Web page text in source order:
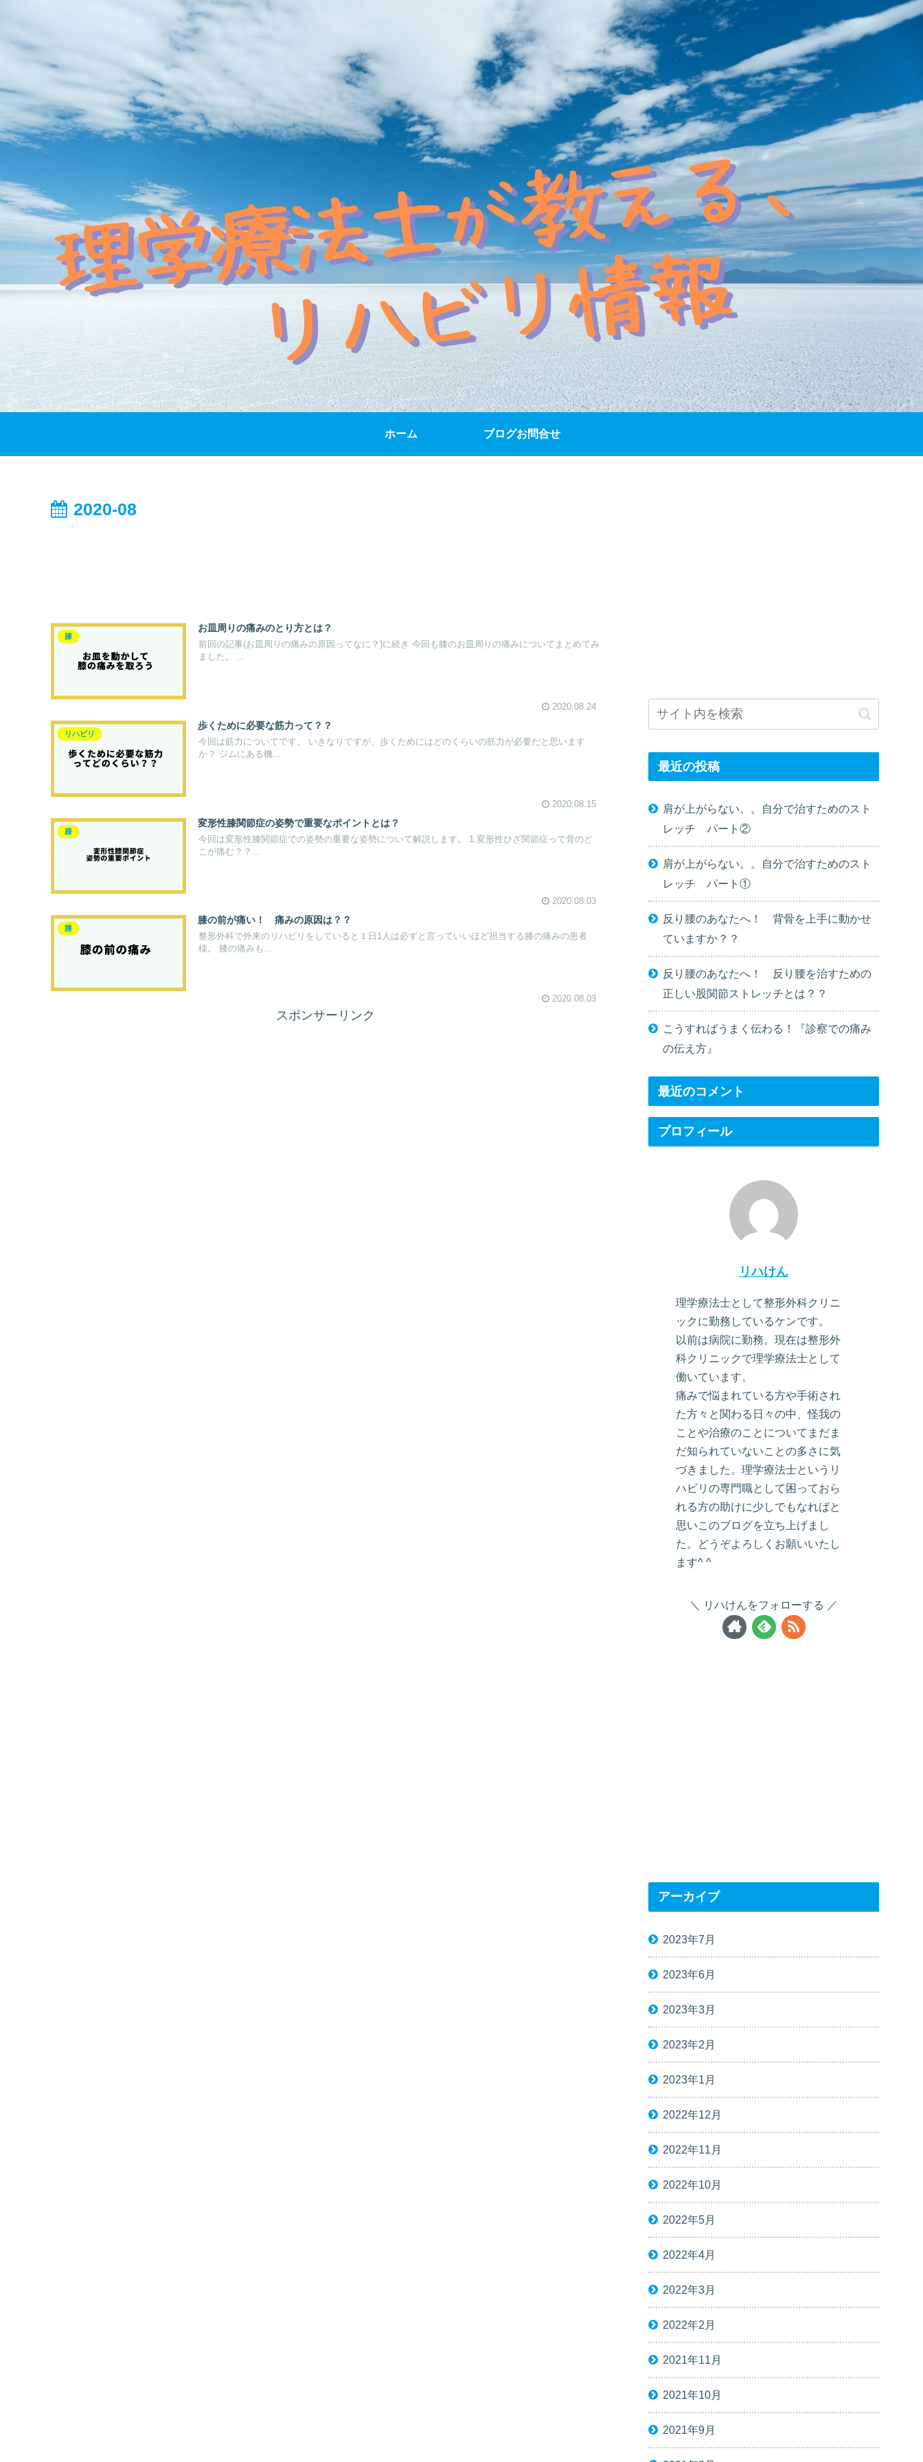
ホーム ブログお問合せ
2020-08
膝
お皿周りの痛みのとり方とは？
前回の記事(お皿周りの痛みの原因ってなに？)に続き 今回も膝のお皿周りの痛みについてまとめてみ
ました。 ...
2020.08.24
リハビリ
歩くために必要な筋力って？？
今回は筋力についてです。 いきなりですが、歩くためにはどのくらいの筋力が必要だと思います
か？ ジムにある機...
2020.08.15
膝
変形性膝関節症の姿勢で重要なポイントとは？
今回は変形性膝関節症での姿勢の重要な姿勢について解説します。 1.変形性ひざ関節症って骨のど
こが痛む？？...
2020.08.03
膝
膝の前が痛い！ 痛みの原因は？？
整形外科で外来のリハビリをしていると１日1人は必ずと言っていいほど担当する膝の痛みの患者
様。 膝の痛みも...
2020.08.03
スポンサーリンク
最近の投稿
肩が上がらない。。自分で治すためのスト
レッチ パート②
肩が上がらない。。自分で治すためのスト
レッチ パート①
反り腰のあなたへ！ 背骨を上手に動かせ
ていますか？？
反り腰のあなたへ！ 反り腰を治すための
正しい股関節ストレッチとは？？
こうすればうまく伝わる！『診察での痛み
の伝え方』
最近のコメント
プロフィール
リハけん
理学療法士として整形外科クリニ
ックに勤務しているケンです。
以前は病院に勤務。現在は整形外
科クリニックで理学療法士として
働いています。
痛みで悩まれている方や手術され
た方々と関わる日々の中、怪我の
ことや治療のことについてまだま
だ知られていないことの多さに気
づきました。理学療法士というリ
ハビリの専門職として困っておら
れる方の助けに少しでもなればと
思いこのブログを立ち上げまし
た。どうぞよろしくお願いいたし
ます^ ^
リハけんをフォローする
アーカイブ
2023年7月
2023年6月
2023年3月
2023年2月
2023年1月
2022年12月
2022年11月
2022年10月
2022年5月
2022年4月
2022年3月
2022年2月
2021年11月
2021年10月
2021年9月